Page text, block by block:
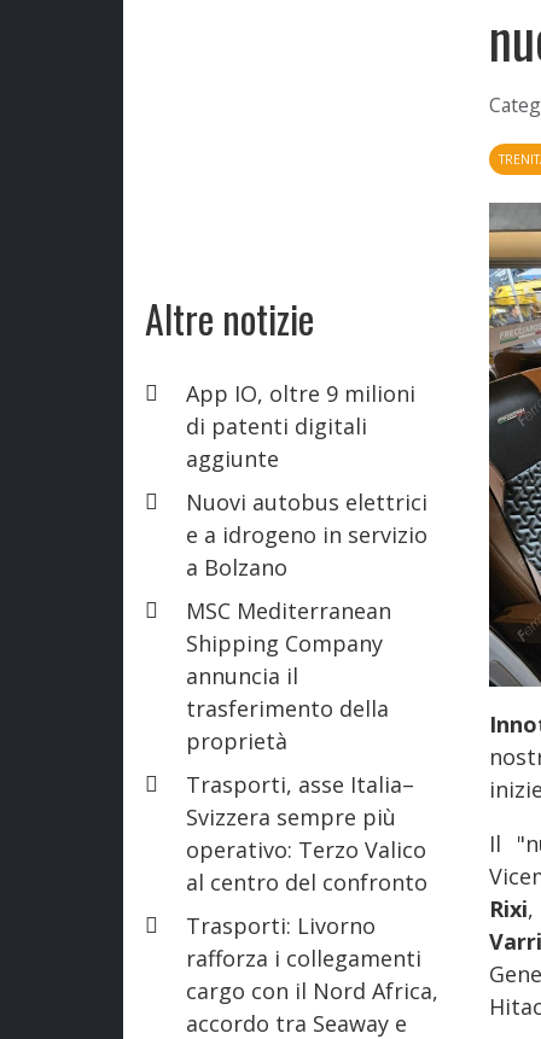
Altre notizie
App IO, oltre 9 milioni
di patenti digitali
aggiunte
Nuovi autobus elettrici
e a idrogeno in servizio
a Bolzano
MSC Mediterranean
Shipping Company
annuncia il
trasferimento della
proprietà
Trasporti, asse Italia–
Svizzera sempre più
operativo: Terzo Valico
al centro del confronto
Trasporti: Livorno
rafforza i collegamenti
cargo con il Nord Africa,
accordo tra Seaway e
Il
Rixi